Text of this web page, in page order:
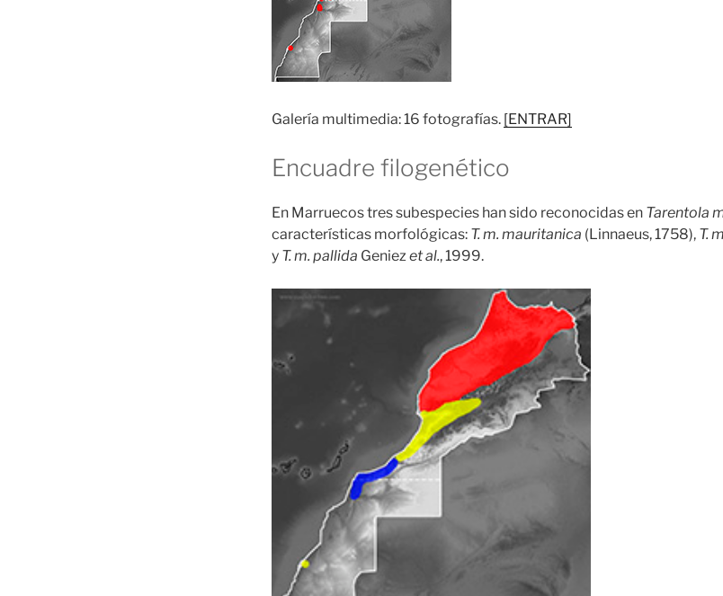
Galería multimedia: 16 fotografías. [ENTRAR]
Encuadre filogenético
En Marruecos tres subespecies han sido reconocidas en Tarentola
características morfológicas: T. m. mauritanica (Linnaeus, 1758), T.
y T. m. pallida Geniezet al., 1999.